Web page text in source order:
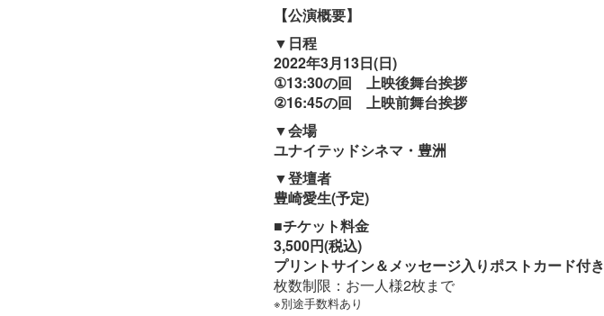
【公演概要】
▼日程
2022年3月13日(日)
①13:30の回 上映後舞台挨拶
②16:45の回 上映前舞台挨拶
▼会場
ユナイテッドシネマ・豊洲
▼登壇者
豊崎愛生(予定)
■チケット料金
3,500円(税込)
プリントサイン＆メッセージ入りポストカード付き
枚数制限：お一人様2枚まで
※別途手数料あり